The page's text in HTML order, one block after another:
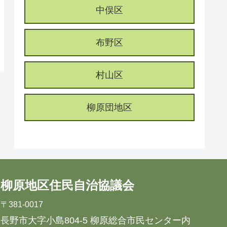
中俣区
布野区
村山区
柳原団地区
柳原地区住民自治協議会
〒381-0017
長野市大字小島804-5 柳原総合市民センター内